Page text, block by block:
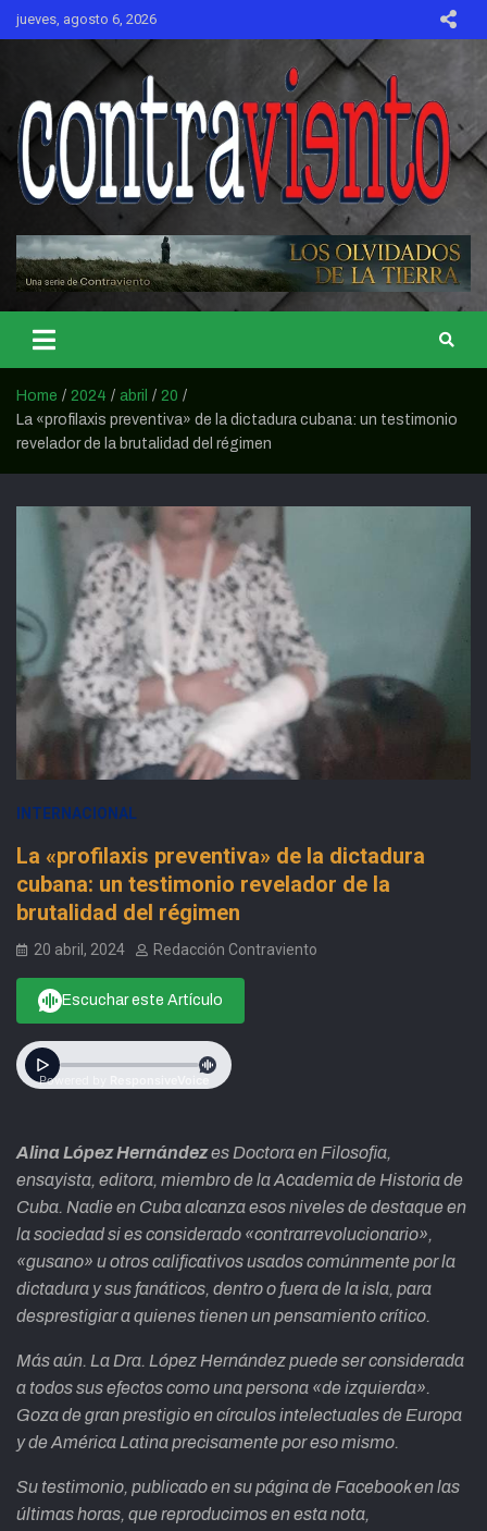
Skip
jueves, agosto 6, 2026
CONTRAVIENTO
Home 2024 abril
20
La «profilaxis preventiva» de la dictadura cubana: un testimonio
revelador de la brutalidad del régimen
INTERNACIONAL
La «profilaxis preventiva» de la dictadura
cubana: un testimonio revelador de la
brutalidad del régimen
20 abril, 2024 Redacción Contraviento
Escuchar este Artículo
Alina López Hernándezes Doctora en Filosofia,
ensayista, editora, miembro de la Academia de Historia de
Cuba. Nadie en Cuba alcanza esos niveles de destaque en
la sociedad si es considerado «contrarrevolucionario»,
«gusano» u otros calificativos usados comúnmente por la
dictadura y sus fanáticos, dentro o fuera de la isla, para
desprestigiar a quienes tienen un pensamiento crítico.
Más aún. La Dra. López Hernández puede ser considerada
a todos sus efectos como una persona «de izquierda».
Goza de gran prestigio en círculos intelectuales de Europa
y de América Latina precisamente por eso mismo.
Su testimonio, publicado en su página de Facebook en las
últimas horas, que reproducimos en esta nota,